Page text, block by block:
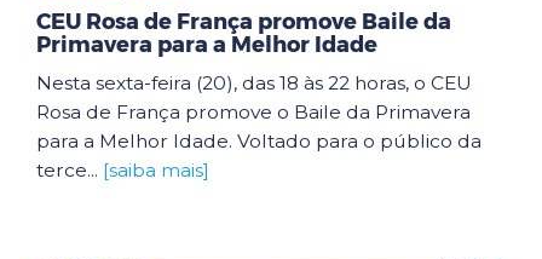
CEU Rosa de França promove Baile da
Primavera para a Melhor Idade
Nesta sexta-feira (20), das 18 às 22 horas, o CEU
Rosa de França promove o Baile da Primavera
para a Melhor Idade. Voltado para o público da
terce... [saiba mais]